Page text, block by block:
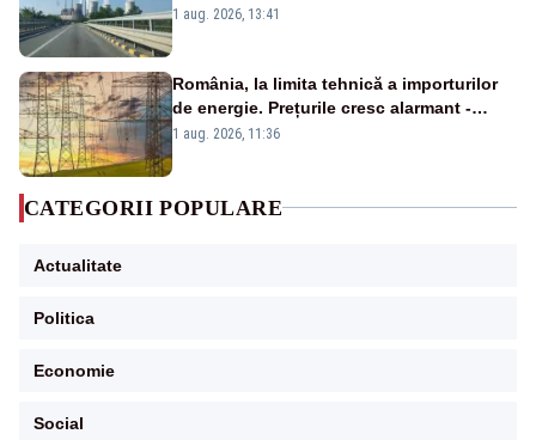
de la Rovinari
1 aug. 2026, 13:41
România, la limita tehnică a importurilor
de energie. Prețurile cresc alarmant -
Analiză Realitatea Plus
1 aug. 2026, 11:36
CATEGORII POPULARE
Actualitate
Politica
Economie
Social